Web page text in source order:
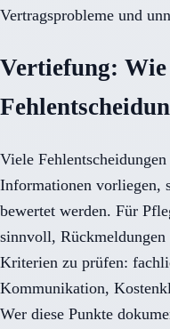
Vertragsprobleme und
Vertiefung:
Viele
Informationen vorliegen,
bewertet werden. Für
sinnvoll, Rückmeldungen
Kriterien zu prüfen:
Kommunikation,
Wer diese Punkte